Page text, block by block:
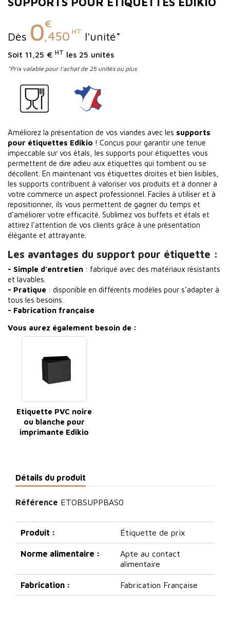
Dès 0€
,450 HT l'unité*
Soit 11,25 € HT les 25 unités
*Prix valable pour l'achat de 25 unités ou plus
Améliorez la présentation de vos viandes avec les supports
pour étiquettes Edikio ! Conçus pour garantir une tenue
impeccable sur vos étals, les supports pour étiquettes vous
permettent de dire adieu aux étiquettes qui tombent ou se
décollent. En maintenant vos étiquettes droites et bien lisibles,
les supports contribuent à valoriser vos produits et à donner à
votre commerce un aspect professionnel. Faciles à utiliser et à
repositionner, ils vous permettent de gagner du temps et
d'améliorer votre efficacité. Sublimez vos buffets et étals et
attirez l'attention de vos clients grâce à une présentation
élégante et attrayante.
Les avantages du support pour étiquette :
- Simple d’entretien : fabriqué avec des matériaux résistants
et lavables.
- Pratique : disponible en différents modèles pour s’adapter à
tous les besoins.
- Fabrication française
Vous aurez également besoin de :
Etiquette PVC noire
ou blanche pour
imprimante Edikio
Détails du produit
Référence ETOBSUPPBAS0
Produit : Étiquette de prix
Norme alimentaire :
Apte au contact
alimentaire
Fabrication : Fabrication Française